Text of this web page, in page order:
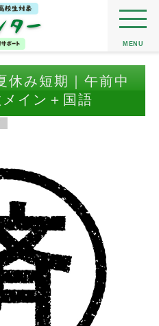
MENU
休み短期｜午前中
イン＋国語